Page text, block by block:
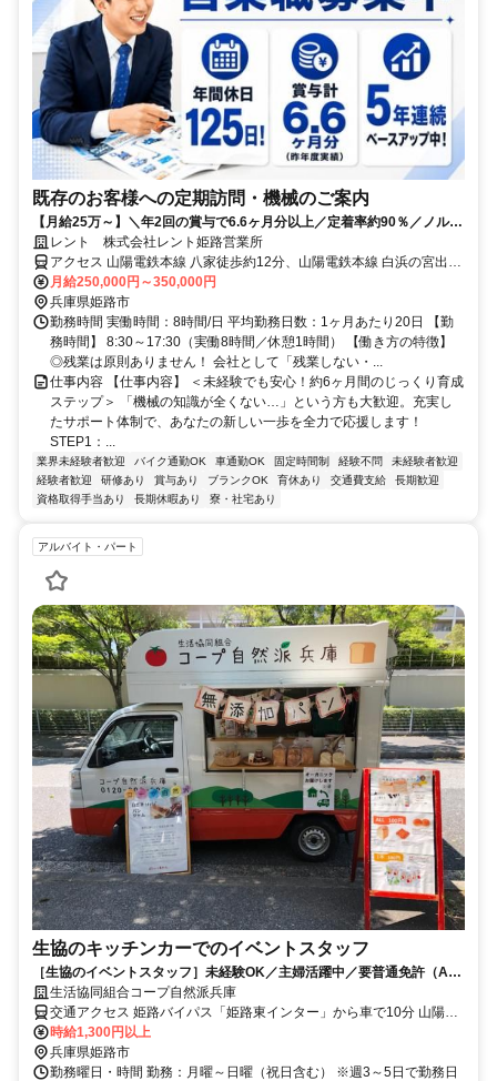
既存のお客様への定期訪問・機械のご案内
【月給25万～】＼年2回の賞与で6.6ヶ月分以上／定着率約90％／ノルマ
無し×完全週休2日制で働きやすい！
レント 株式会社レント姫路営業所
アクセス 山陽電鉄本線 八家徒歩約12分、山陽電鉄本線 白浜の宮出入
口2徒歩約25分、山陽電鉄本線 的形徒歩約32分 「半田IC」から車で
約10分 「上ゲ駅」から車で約5分※車・バイク通勤OK
月給250,000円～350,000円
兵庫県姫路市
勤務時間 実働時間：8時間/日 平均勤務日数：1ヶ月あたり20日 【勤
務時間】 8:30～17:30（実働8時間／休憩1時間） 【働き方の特徴】
◎残業は原則ありません！ 会社として「残業しない・...
仕事内容 【仕事内容】 ＜未経験でも安心！約6ヶ月間のじっくり育成
ステップ＞ 「機械の知識が全くない…」という方も大歓迎。充実し
たサポート体制で、あなたの新しい一歩を全力で応援します！
STEP1：...
業界未経験者歓迎 バイク通勤OK 車通勤OK 固定時間制 経験不問
未経験者歓迎
経験者歓迎
研修あり 賞与あり ブランクOK 育休あり 交通費支給
長期歓迎
資格取得手当あり
長期休暇あり 寮・社宅あり
アルバイト・パート
生協のキッチンカーでのイベントスタッフ
［生協のイベントスタッフ］未経験OK／主婦活躍中／要普通免許（AT
限定可）／扶養内可☆
生活協同組合コープ自然派兵庫
交通アクセス 姫路バイパス「姫路東インター」から車で10分 山陽電
鉄「八家」駅から徒歩7～8分
時給1,300円以上
兵庫県姫路市
勤務曜日・時間 勤務：月曜～日曜（祝日含む） ※週3～5日で勤務日